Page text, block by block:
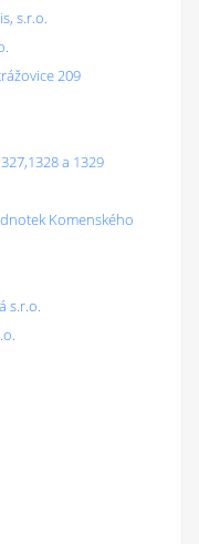
s.r.o.
209
a 1329
Komenského
s.r.o.